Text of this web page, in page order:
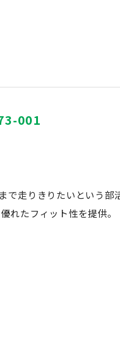
001
走りきりたいという
れたフィット性を提供。